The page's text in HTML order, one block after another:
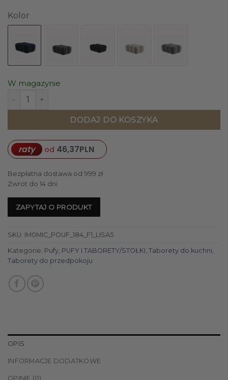
Kolor
W magazynie
ilość PUF Lisa prostokątny, zaoblone kształty,
DODAJ DO KOSZYKA
raty od 46,37PLN
Bezpłatna dostawa od 999 zł
Zwrot do 14 dni
ZAPYTAJ O PRODUKT
SKU: IM0MIC_POUF_184_F1_LISA5
Kategorie: Pufy, PUFY I TABORETY/STOŁKI, Taborety do kuchni,
Taborety do przedpokoju
OPIS
INFORMACJE DODATKOWE
OPINIE (0)